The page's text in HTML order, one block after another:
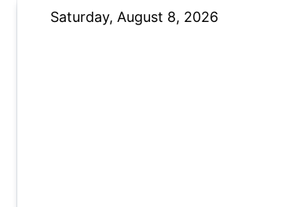
Saturday, August 8, 2026